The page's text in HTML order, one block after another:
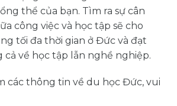
thể của bạn. Tìm ra sự cân
công việc và học tập sẽ cho
tối đa thời gian ở Đức và đạt
về học tập lẫn nghề nghiệp.
các thông tin về du học Đức, vui